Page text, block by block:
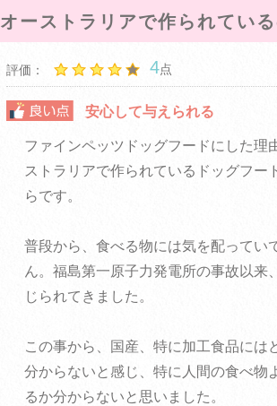
オーストラリアで作られてい
評価： 4点
安心して与えられる
ファインペッツドッグフードにした理
ストラリアで作られているドッグフ
らです。
普段から、食べる物には気を配ってい
ん。福島第一原子力発電所の事故以来
じられてきました。
この事から、国産、特に加工食品に
分からないと感じ、特に人間の食べ物
るか分からないと思いました。